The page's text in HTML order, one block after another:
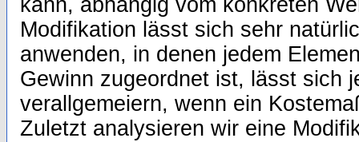
kann, abhängig vom konkreten
Modifikation lässt sich sehr
anwenden, in denen jedem
Gewinn zugeordnet ist, lässt sich
verallgemeiern, wenn ein
Zuletzt analysieren wir eine